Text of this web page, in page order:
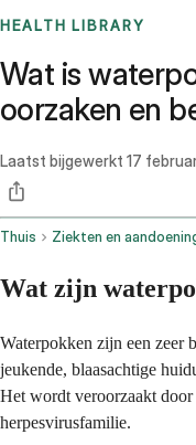
HEALTH LIBRARY
Wat is
oorzaken en
Laatst bijgewerkt 17
Thuis Ziekten en
Wat zijn
Waterpokken zijn een zeer
jeukende, blaasachtige
Het wordt veroorzaakt
herpesvirusfamilie.